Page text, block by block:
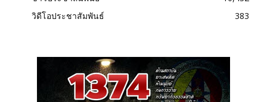
วิดีโอประชาสัมพันธ์
383